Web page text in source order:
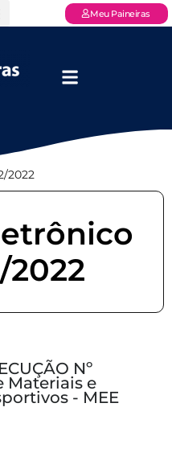
Meu Paineiras
2022
2022
Nº
Materiais e
- MEE